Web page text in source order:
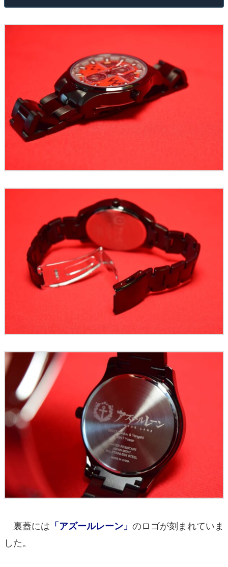
裏蓋には 「アズールレーン」 のロゴが刻まれていま
した。